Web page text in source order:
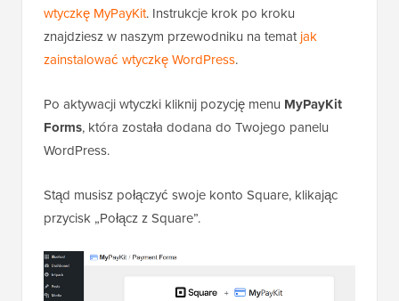
wtyczkę MyPayKit. Instrukcje krok po kroku
znajdziesz w naszym przewodniku na tematjak
zainstalować wtyczkę WordPress.
Po aktywacji wtyczki kliknij pozycję menu MyPayKit
Forms, która została dodana do Twojego panelu
WordPress.
Stąd musisz połączyć swoje konto Square, klikając
przycisk „Połącz z Square”.